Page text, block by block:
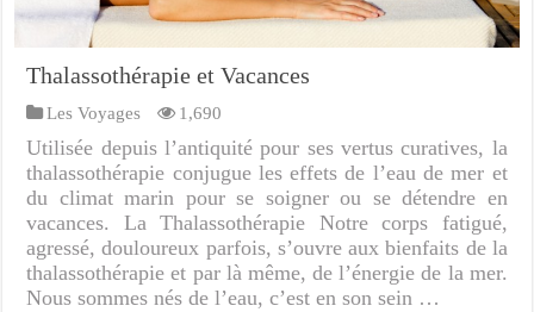
Thalassothérapie et Vacances
Les Voyages 1,690
Utilisée depuis l’antiquité pour ses vertus curatives, la
thalassothérapie conjugue les effets de l’eau de mer et
du climat marin pour se soigner ou se détendre en
vacances. La Thalassothérapie Notre corps fatigué,
agressé, douloureux parfois, s’ouvre aux bienfaits de la
thalassothérapie et par là même, de l’énergie de la mer.
Nous sommes nés de l’eau, c’est en son sein …